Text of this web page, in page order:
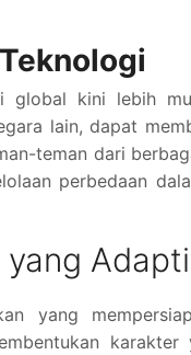
global kini lebih
lain, dapat
teman dari
perbedaan
yang